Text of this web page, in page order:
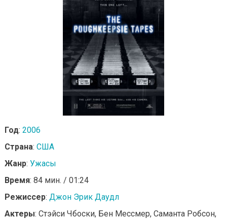
Год: 2006
Страна: США
Жанр: Ужасы
Время: 84 мин. / 01:24
Режиссер: Джон Эрик Даудл
Актеры: Стэйси Чбоски, Бен Мессмер, Саманта Робсон,